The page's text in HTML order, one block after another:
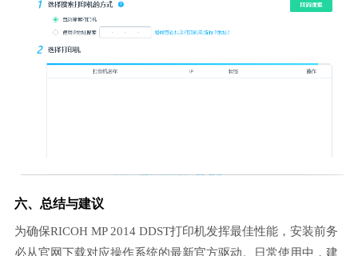
六、总结与建议
为确保RICOH MP 2014 DDST打印机发挥最佳性能，安装前务
必从官网下载对应操作系统的最新官方驱动。日常使用中，建